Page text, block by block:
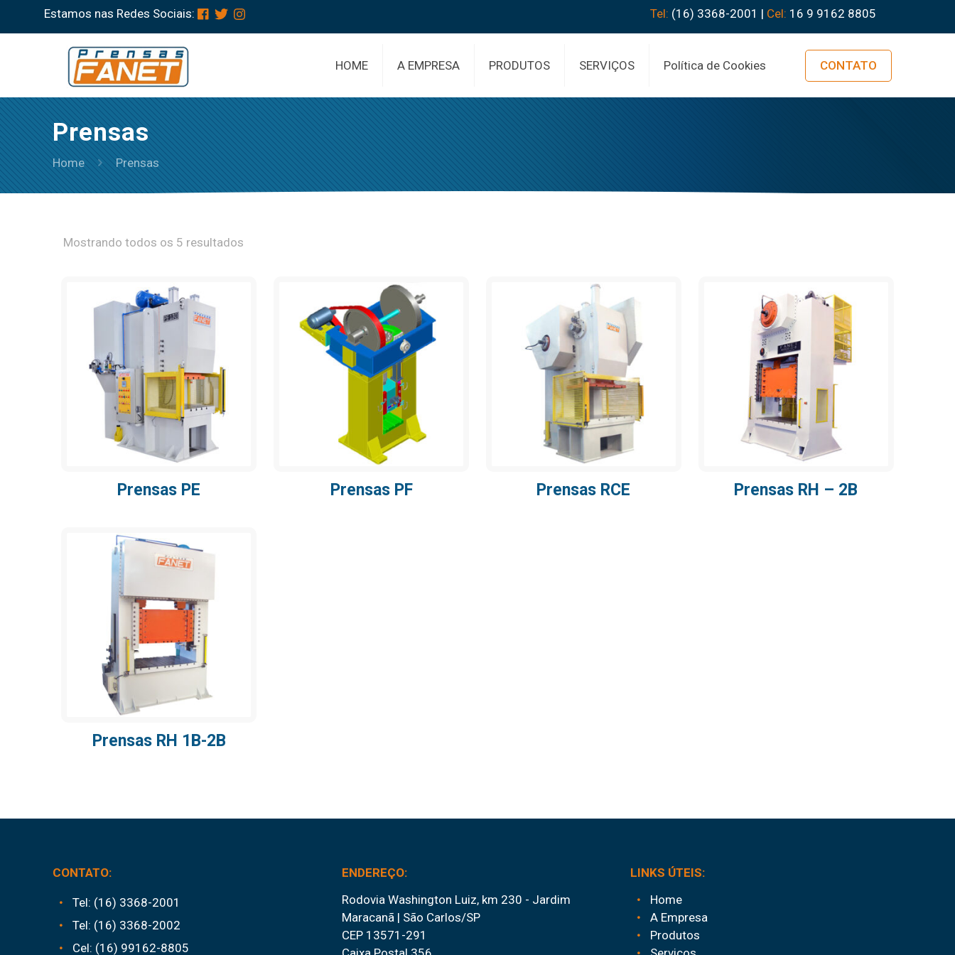
Estamos nas Redes Sociais: Tel: (16) 3368-2001 | Cel: 16 9 9162 8805
HOME A EMPRESA PRODUTOS SERVIÇOS Política de Cookies CONTATO
Prensas
Home Prensas
Mostrando todos os 5 resultados
Prensas PE Prensas PF Prensas RCE Prensas RH – 2B
Prensas RH 1B-2B
CONTATO:
Tel: (16) 3368-2001
Tel: (16) 3368-2002
Cel: (16) 99162-8805
ENDEREÇO:
Rodovia Washington Luiz, km 230 - Jardim
Maracanã | São Carlos/SP
CEP 13571-291
LINKS ÚTEIS:
Home
A Empresa
Produtos